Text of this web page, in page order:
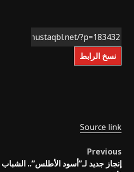
نسخ الرابط
Source link
Post
Previous
إنجاز جديد لـ”أسود الأطلس”.. الشباب